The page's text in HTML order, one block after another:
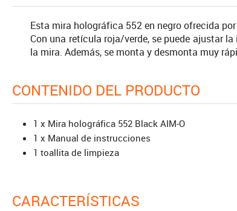
Esta mira holográfica 552 en negro ofrecida
Con una retícula roja/verde, se puede ajustar
la mira. Además, se monta y desmonta muy
CONTENIDO DEL PRODUCTO
1 x Mira holográfica 552 Black AIM-O
1 x Manual de instrucciones
1 toallita de limpieza
CARACTERÍSTICAS